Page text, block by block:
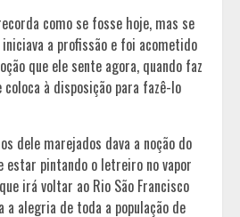
como se fosse hoje, mas se
a profissão e foi acometido
que ele sente agora, quando faz
à disposição para fazê-lo
dele marejados dava a noção do
estar pintando o letreiro no vapor
irá voltar ao Rio São Francisco
a alegria de toda a população de